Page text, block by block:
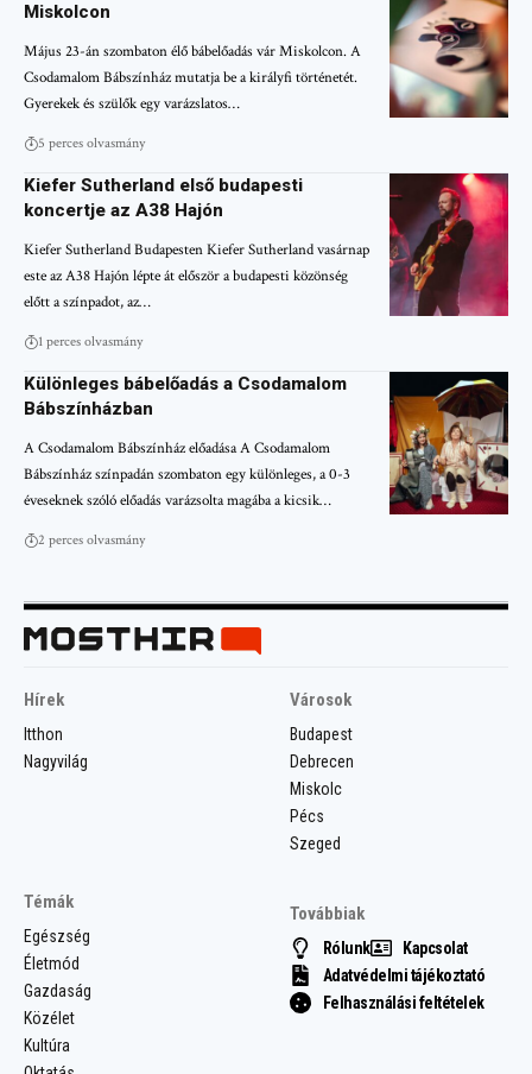
Miskolcon
Május 23-án szombaton élő bábelőadás vár Miskolcon. A
Csodamalom Bábszínház mutatja be a királyfi történetét.
Gyerekek és szülők egy varázslatos…
5 perces olvasmány
Kiefer Sutherland első budapesti
koncertje az A38 Hajón
Kiefer Sutherland Budapesten Kiefer Sutherland vasárnap
este az A38 Hajón lépte át először a budapesti közönség
előtt a színpadot, az…
1 perces olvasmány
Különleges bábelőadás a Csodamalom
Bábszínházban
A Csodamalom Bábszínház előadása A Csodamalom
Bábszínház színpadán szombaton egy különleges, a 0-3
éveseknek szóló előadás varázsolta magába a kicsik…
2 perces olvasmány
Hírek
Itthon
Nagyvilág
Városok
Budapest
Debrecen
Miskolc
Pécs
Szeged
Témák
Egészség
Életmód
Gazdaság
Közélet
Kultúra
Továbbiak
Rólunk
Kapcsolat
Adatvédelmi tájékoztató
Felhasználási feltételek